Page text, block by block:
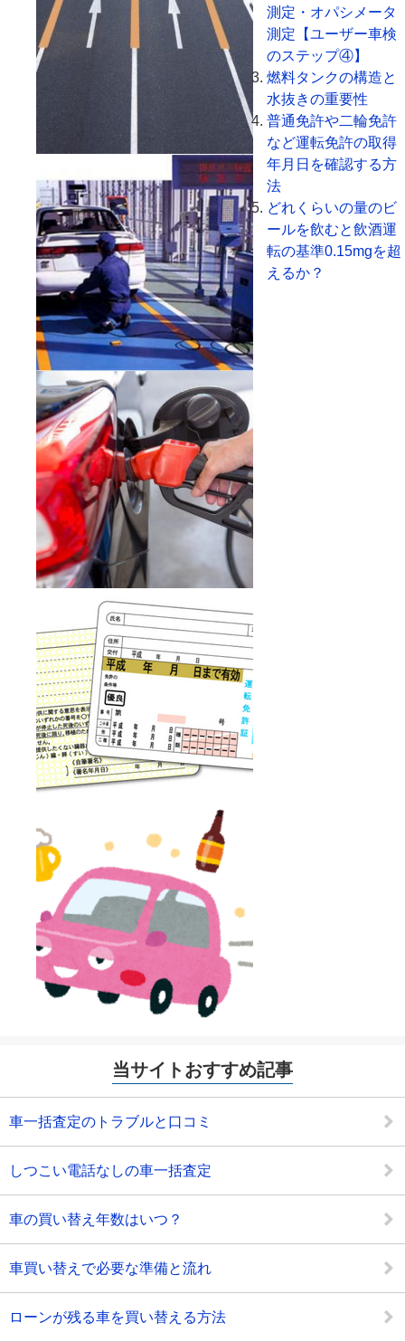
測定・オパシメータ
測定【ユーザー車検
のステップ④】
燃料タンクの構造と
水抜きの重要性
普通免許や二輪免許
など運転免許の取得
年月日を確認する方
法
どれくらいの量のビ
ールを飲むと飲酒運
転の基準0.15mgを超
えるか？
当サイトおすすめ記事
車一括査定のトラブルと口コミ
しつこい電話なしの車一括査定
車の買い替え年数はいつ？
車買い替えで必要な準備と流れ
ローンが残る車を買い替える方法